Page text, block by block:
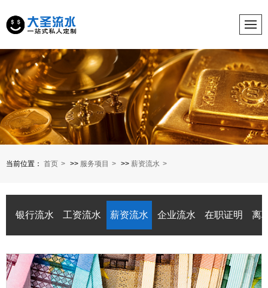
当前位置： 首页 >> 服务项目 >> 薪资流水
银行流水 工资流水 薪资流水 企业流水 在职证明 离